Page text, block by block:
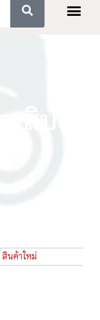
สินค้าใหม่